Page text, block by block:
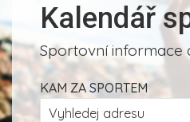
Kalendář
Sportovní informace
KAM ZA SPORTEM